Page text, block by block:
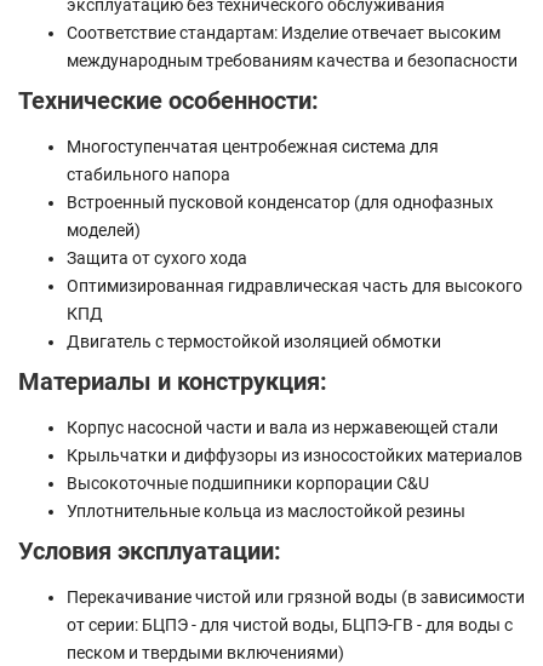
эксплуатацию без технического обслуживания
Соответствие стандартам: Изделие отвечает высоким
международным требованиям качества и безопасности
Технические особенности:
Многоступенчатая центробежная система для
стабильного напора
Встроенный пусковой конденсатор (для однофазных
моделей)
Защита от сухого хода
Оптимизированная гидравлическая часть для высокого
КПД
Двигатель с термостойкой изоляцией обмотки
Материалы и конструкция:
Корпус насосной части и вала из нержавеющей стали
Крыльчатки и диффузоры из износостойких материалов
Высокоточные подшипники корпорации C&U
Уплотнительные кольца из маслостойкой резины
Условия эксплуатации:
Перекачивание чистой или грязной воды (в зависимости
от серии: БЦПЭ - для чистой воды, БЦПЭ-ГВ - для воды с
песком и твердыми включениями)